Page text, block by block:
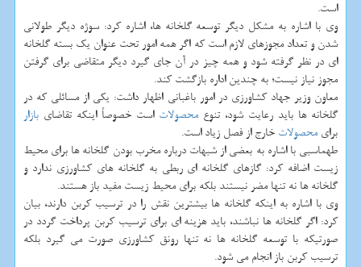
است.
وی با اشاره به مشكل دیگر توسعه گلخانه ها، اشاره كرد: سوژه دیگر طولانی
شدن و تعداد مجوزهای لازم است كه اگر همه امور تحت عنوان یك بسته گلخانه
ای در نظر گرفته شود و همه چیز در آن جای گیرد دیگر متقاضی برای گرفتن
مجوز نیاز نیست؛ به چندین اداره بازگشت كند.
معاون وزیر جهاد كشاورزی در امور باغبانی اظهار داشت: یكی از مسائلی كه در
گلخانه ها باید رعایت شود، تنوعمحصولات است خصوصاً اینكه تقاضای بازار
برایمحصولات خارج از فصل زیاد است.
طهماسبی با اشاره به بعضی از شبهات درباره مخرب بودن گلخانه ها برای محیط
زیست اضافه كرد: گازهای گلخانه ای ربطی به گلخانه های كشاورزی ندارد و
گلخانه ها نه تنها مضر نیستند بلكه برای محیط زیست مفید باز هستند.
وی با اشاره به اینكه گلخانه ها بیشترین نقش را در ترسیب كربن دارند، بیان
كرد: اگر گلخانه ها نباشند، باید هزینه ای برای ترسیب كربن پرداخت گردد در
صورتیكه با توسعه گلخانه ها نه تنها رونق كشاورزی صورت می گیرد بلكه
ترسیب كربن باز انجام می شود.